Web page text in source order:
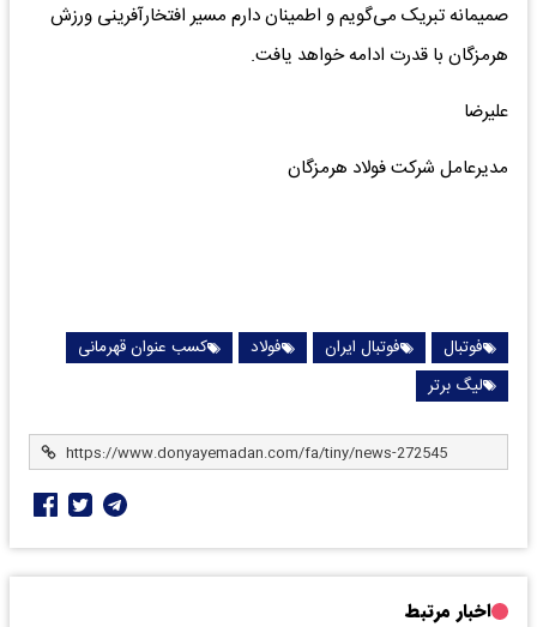
صمیمانه تبریک می‌گویم و اطمینان دارم مسیر افتخارآفرینی ورزش
هرمزگان با قدرت ادامه خواهد یافت.
علیرضا
مدیرعامل شرکت فولاد هرمزگان
فوتبال فوتبال ایران فولاد
کسب عنوان قهرمانی
لیگ برتر
اخبار مرتبط